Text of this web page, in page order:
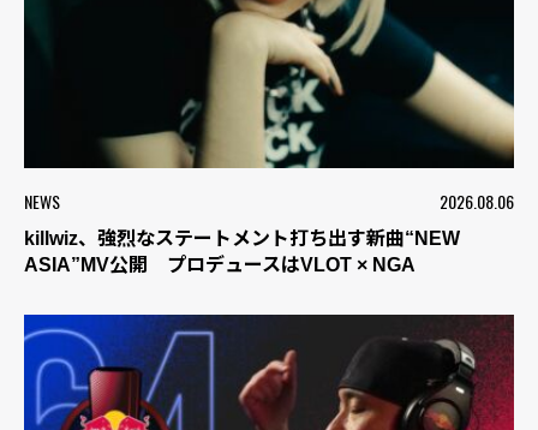
NEWS 2026.08.06
killwiz、強烈なステートメント打ち出す新曲“NEW
ASIA”MV公開 プロデュースはVLOT × NGA